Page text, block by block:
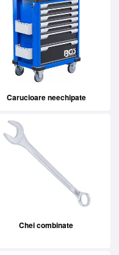
Carucioare neechipate
Chei combinate